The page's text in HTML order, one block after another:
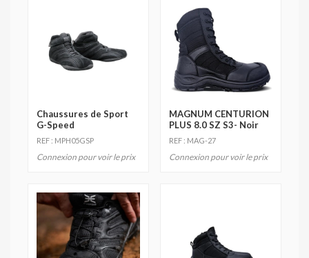
Chaussures de Sport
G-Speed
REF : MPH05GSP
Connexion pour voir le prix
MAGNUM CENTURION
PLUS 8.0 SZ S3- Noir
REF : MAG-27
Connexion pour voir le prix